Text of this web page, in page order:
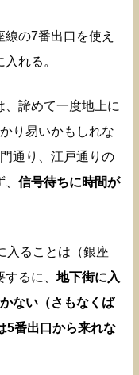
の7番出口を使え
れる。
、諦めて一度地上に
り易いかもしれな
通り、江戸通りの
信号待ちに時間が
入ることは（銀座
るに、 地下街に入
ない（さもなくば
5番出口から来れな